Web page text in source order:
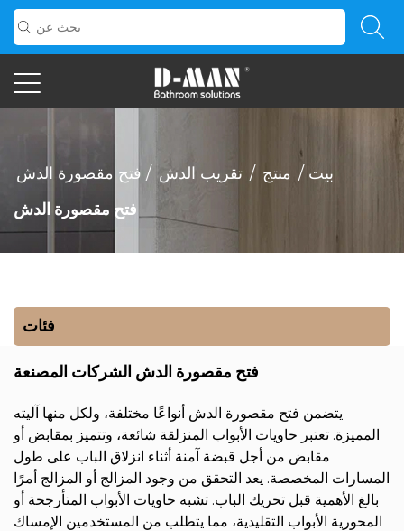
بيت / منتج / تقريب الدش / فتح مقصورة الدش
فتح مقصورة الدش
فئات
فتح مقصورة الدش الشركات المصنعة
يتضمن فتح مقصورة الدش أنواعًا مختلفة، ولكل منها آليته
المميزة. تعتبر حاويات الأبواب المنزلقة شائعة، وتتميز بمقابض أو
مقابض من أجل قبضة آمنة أثناء انزلاق الباب على طول
المسارات المخصصة. يعد التحقق من وجود المزالج أو المزالج أمرًا
بالغ الأهمية قبل تحريك الباب. تشبه حاويات الأبواب المتأرجحة أو
المحورية الأبواب التقليدية، مما يتطلب من المستخدمين الإمساك